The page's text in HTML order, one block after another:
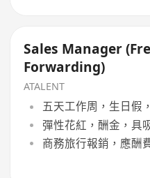
Sales Manager
Forwarding)
ATALENT
五天工作周，生日假
彈性花紅，酬金，具
商務旅行報銷，應酬